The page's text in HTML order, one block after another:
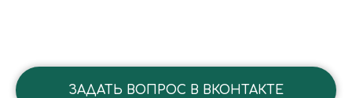
ЗАДАТЬ ВОПРОС В ВКОНТАКТЕ